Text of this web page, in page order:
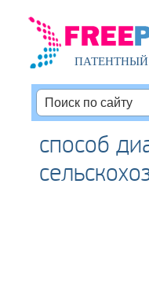
способ